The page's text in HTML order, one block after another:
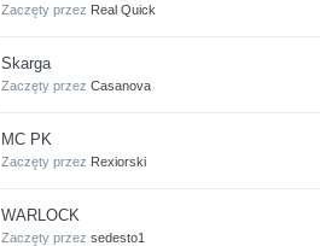
Zaczęty przez Real Quick
Skarga
Zaczęty przez Casanova
MC PK
Zaczęty przez Rexiorski
WARLOCK
Zaczęty przez sedesto1